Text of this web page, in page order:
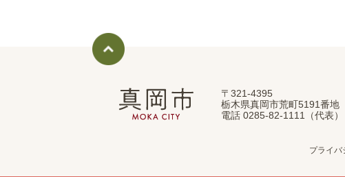
真
岡
〒321-4395
栃木県真岡市荒町5191番地
電話 0285-82-1111（代表）
プライバ